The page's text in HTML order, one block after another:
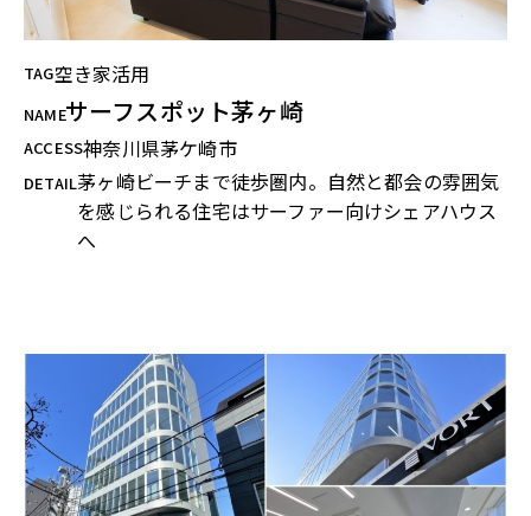
TAG空き家活用
NAMEサーフスポット茅ヶ崎
ACCESS神奈川県茅ケ崎市
DETAIL茅ヶ崎ビーチまで徒歩圏内。自然と都会の雰囲気
を感じられる住宅はサーファー向けシェアハウス
へ